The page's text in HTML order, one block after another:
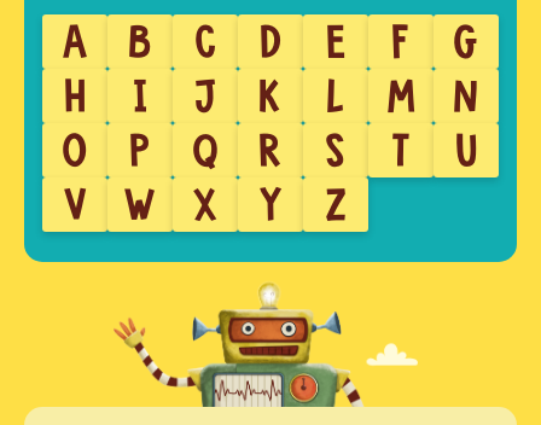
A B C D E F
G
H
I J K L M
N
O
P Q R S T
U
V
W X Y Z